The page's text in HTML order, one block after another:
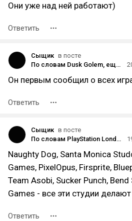
Они уже над ней работают)
Ответить
Сыщик в посте
По словам Dusk Golem, ещё один Silent Hill могут представить на PlayStation Showcase или TGA
Он первым сообщил о всех
Ответить
Сыщик в посте
По словам PlayStation London Studio, их предстаящая онлайн игра нацелена стать бенчмарком качества изображения
Naughty Dog, Santa Monica
Games, PixelOpus, Firsprite,
Team Asobi, Sucker Punch,
Games - все эти студии
Ответить